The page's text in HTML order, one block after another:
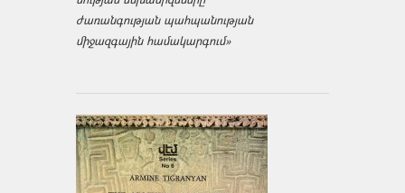
ժառանգության պահպանության
միջազ­գային համակարգում»